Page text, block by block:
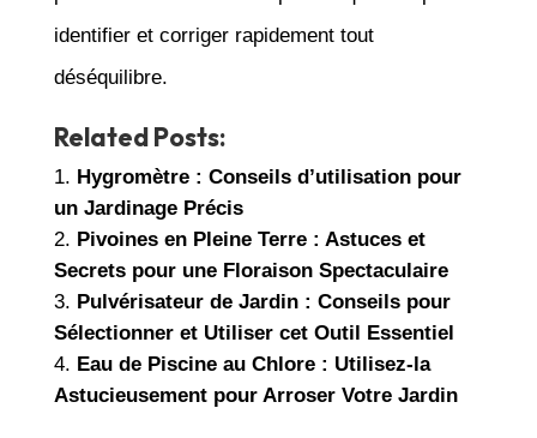
identifier et corriger rapidement tout
déséquilibre.
Related Posts:
Hygromètre : Conseils d’utilisation pour
un Jardinage Précis
Pivoines en Pleine Terre : Astuces et
Secrets pour une Floraison Spectaculaire
Pulvérisateur de Jardin : Conseils pour
Sélectionner et Utiliser cet Outil Essentiel
Eau de Piscine au Chlore : Utilisez-la
Astucieusement pour Arroser Votre Jardin